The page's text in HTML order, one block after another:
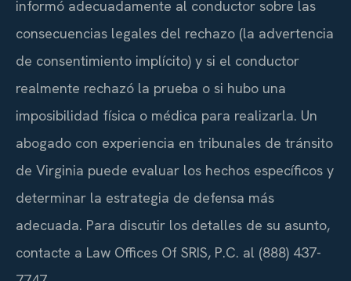
informó adecuadamente al conductor sobre las
consecuencias legales del rechazo (la advertencia
de consentimiento implícito) y si el conductor
realmente rechazó la prueba o si hubo una
imposibilidad física o médica para realizarla. Un
abogado con experiencia en tribunales de tránsito
de Virginia puede evaluar los hechos específicos y
determinar la estrategia de defensa más
adecuada. Para discutir los detalles de su asunto,
contacte a Law Offices Of SRIS, P.C. al (888) 437-